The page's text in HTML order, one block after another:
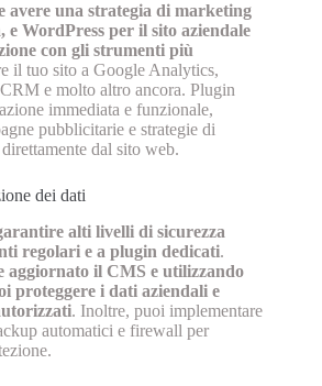
avere una strategia di marketing
WordPress per il sito aziendale
con gli strumenti più
il tuo sito a Google Analytics,
e molto altro ancora. Plugin
immediata e funzionale,
pubblicitarie e strategie di
dal sito web.
dei dati
alti livelli di sicurezza
regolari e a plugin dedicati.
aggiornato il CMS e utilizzando
proteggere i dati aziendali e
. Inoltre, puoi implementare
automatici e firewall per